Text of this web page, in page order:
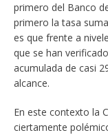
primero del Banco
primero la tasa
es que frente a
que se han
acumulada de casi
alcance.
En este contexto la
ciertamente